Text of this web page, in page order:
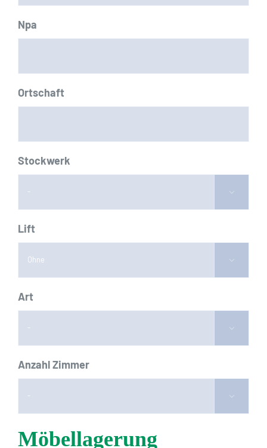
Npa
Ortschaft
Stockwerk

Lift

Art

Anzahl Zimmer

Möbellagerung